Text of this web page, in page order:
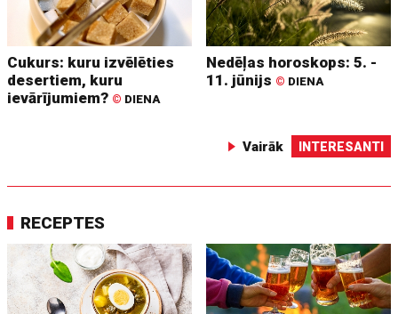
Cukurs: kuru izvēlēties
desertiem, kuru
ievārījumiem? © DIENA
Nedēļas horoskops: 5. -
11. jūnijs © DIENA
Vairāk INTERESANTI
RECEPTES